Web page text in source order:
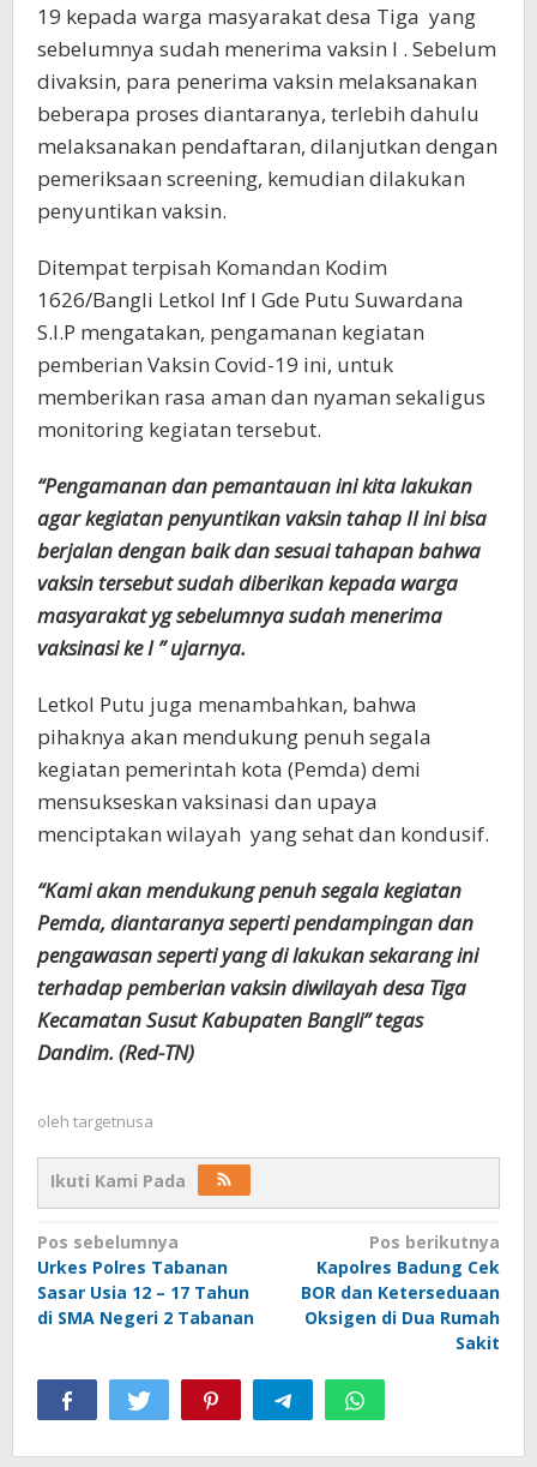
19 kepada warga masyarakat desa Tiga yang
sebelumnya sudah menerima vaksin I . Sebelum
divaksin, para penerima vaksin melaksanakan
beberapa proses diantaranya, terlebih dahulu
melaksanakan pendaftaran, dilanjutkan dengan
pemeriksaan screening, kemudian dilakukan
penyuntikan vaksin.
Ditempat terpisah Komandan Kodim
1626/Bangli Letkol Inf I Gde Putu Suwardana
S.I.P mengatakan, pengamanan kegiatan
pemberian Vaksin Covid-19 ini, untuk
memberikan rasa aman dan nyaman sekaligus
monitoring kegiatan tersebut.
“Pengamanan dan pemantauan ini kita lakukan
agar kegiatan penyuntikan vaksin tahap II ini bisa
berjalan dengan baik dan sesuai tahapan bahwa
vaksin tersebut sudah diberikan kepada warga
masyarakat yg sebelumnya sudah menerima
vaksinasi ke I ” ujarnya.
Letkol Putu juga menambahkan, bahwa
pihaknya akan mendukung penuh segala
kegiatan pemerintah kota (Pemda) demi
mensukseskan vaksinasi dan upaya
menciptakan wilayah yang sehat dan kondusif.
“Kami akan mendukung penuh segala kegiatan
Pemda, diantaranya seperti pendampingan dan
pengawasan seperti yang di lakukan sekarang ini
terhadap pemberian vaksin diwilayah desa Tiga
Kecamatan Susut Kabupaten Bangli” tegas
Dandim. (Red-TN)
oleh targetnusa
Ikuti Kami Pada
Navigasi
pos
Pos sebelumnya
Urkes Polres Tabanan
Sasar Usia 12 – 17 Tahun
di SMA Negeri 2 Tabanan
Pos berikutnya
Kapolres Badung Cek
BOR dan Keterseduaan
Oksigen di Dua Rumah
Sakit